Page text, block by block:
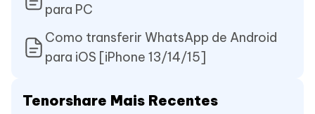
para PC
Como transferir WhatsApp de Android
para iOS [iPhone 13/14/15]
Tenorshare Mais Recentes